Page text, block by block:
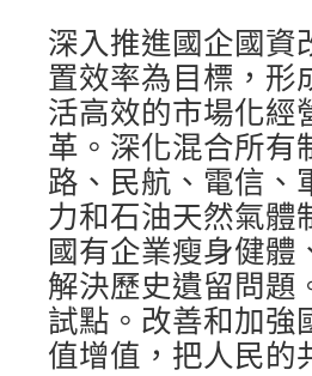
深入推進國企國資
置效率為目標，形
活高效的市場化經
革。深化混合所有
路、民航、電信、
力和石油天然氣體
國有企業瘦身健體
解決歷史遺留問題
試點。改善和加強
值增值，把人民的